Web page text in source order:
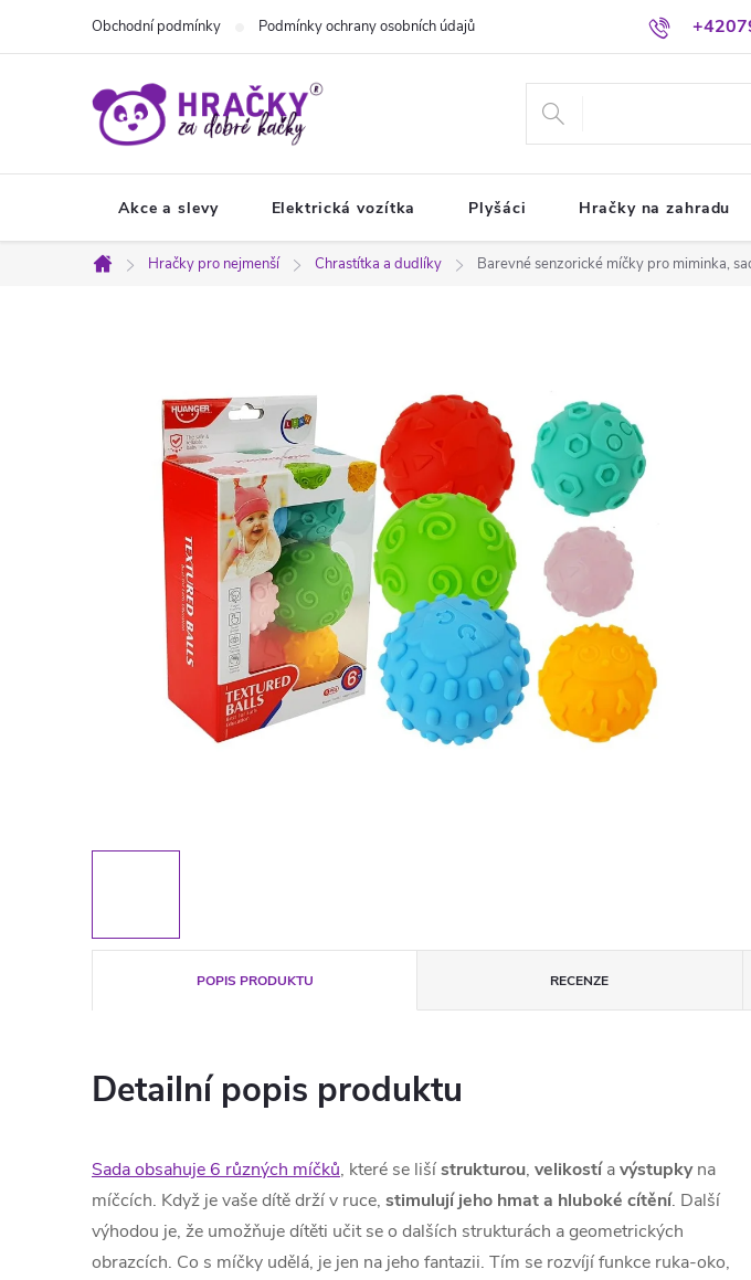
Obchodní podmínky Podmínky ochrany osobních údajů
Akce a slevy Elektrická vozítka Plyšáci Hračky na zahradu
Domů
Hračky pro nejmenší Chrastítka a dudlíky Barevné senzorické míčky pro miminka,
POPIS PRODUKTU RECENZE
Detailní popis produktu
Sada obsahuje 6 různých míčků, které se lišístrukturou, velikostíavýstupkyna
míčcích. Když je vaše dítě drží v ruce, stimulují jeho hmat a hluboké cítění. Další
výhodou je, že umožňuje dítěti učit se o dalších strukturách a geometrických
obrazcích. Co s míčky udělá, je jen na jeho fantazii. Tím se rozvíjí funkce ruka-oko,